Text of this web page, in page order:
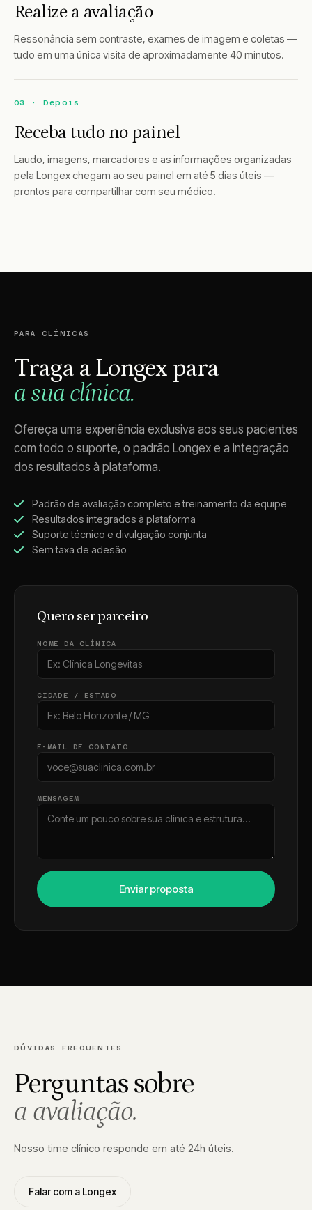
Realize a avaliação
Ressonância sem contraste, exames de imagem e coletas —
tudo em uma única visita de aproximadamente 40 minutos.
03 · Depois
Receba tudo no painel
Laudo, imagens, marcadores e as informações organizadas
pela Longex chegam ao seu painel em até 5 dias úteis —
prontos para compartilhar com seu médico.
PARA CLÍNICAS
Traga a Longex para
a sua clínica.
Ofereça uma experiência exclusiva aos seus pacientes
com todo o suporte, o padrão Longex e a integração
dos resultados à plataforma.
Padrão de avaliação completo e treinamento da equipe
Resultados integrados à plataforma
Suporte técnico e divulgação conjunta
Sem taxa de adesão
Quero ser parceiro
NOME DA CLÍNICA
CIDADE / ESTADO
E-MAIL DE CONTATO
MENSAGEM
Enviar proposta
DÚVIDAS FREQUENTES
Perguntas sobre
a avaliação.
Nosso time clínico responde em até 24h úteis.
Falar com a Longex